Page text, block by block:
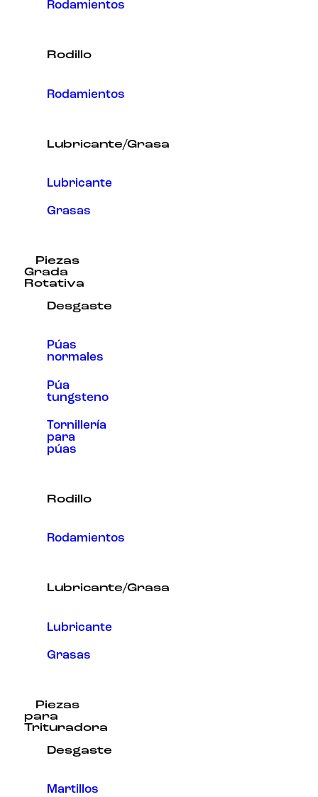
Rodamientos
Rodillo
Rodamientos
Lubricante/Grasa
Lubricante
Grasas
Piezas
Grada
Rotativa
Desgaste
Púas
normales
Púa
tungsteno
Tornillería
para
púas
Rodillo
Rodamientos
Lubricante/Grasa
Lubricante
Grasas
Piezas
para
Trituradora
Desgaste
Martillos